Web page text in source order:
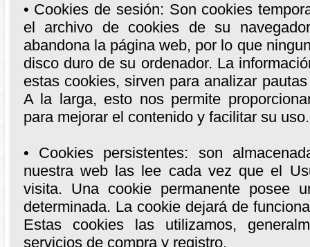
• Cookies de sesión: Son cookies
el archivo de cookies de su
abandona la página web, por lo que
disco duro de su ordenador. La
estas cookies, sirven para analizar
A la larga, esto nos permite
para mejorar el contenido y facilitar su uso.
• Cookies persistentes: son
nuestra web las lee cada vez que el
visita. Una cookie permanente posee
determinada. La cookie dejará de
Estas cookies las utilizamos,
servicios de compra y registro.